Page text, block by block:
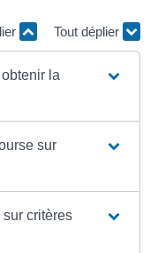
Tout déplier
la
sur
critères